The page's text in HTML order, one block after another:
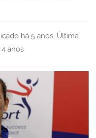
há 5 anos, Última
4 anos